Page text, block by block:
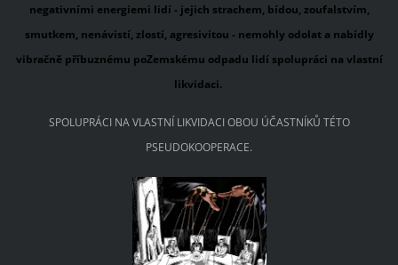
negativními energiemi lidí - jejich strachem, bídou, zoufalstvím,
smutkem, nenávistí, zlostí, agresivitou - nemohly odolat a nabídly
vibračně příbuznému poZemskému odpadu lidí spolupráci na vlastní
likvidaci.
SPOLUPRÁCI NA VLASTNÍ LIKVIDACI OBOU ÚČASTNÍKŮ TÉTO
PSEUDOKOOPERACE.